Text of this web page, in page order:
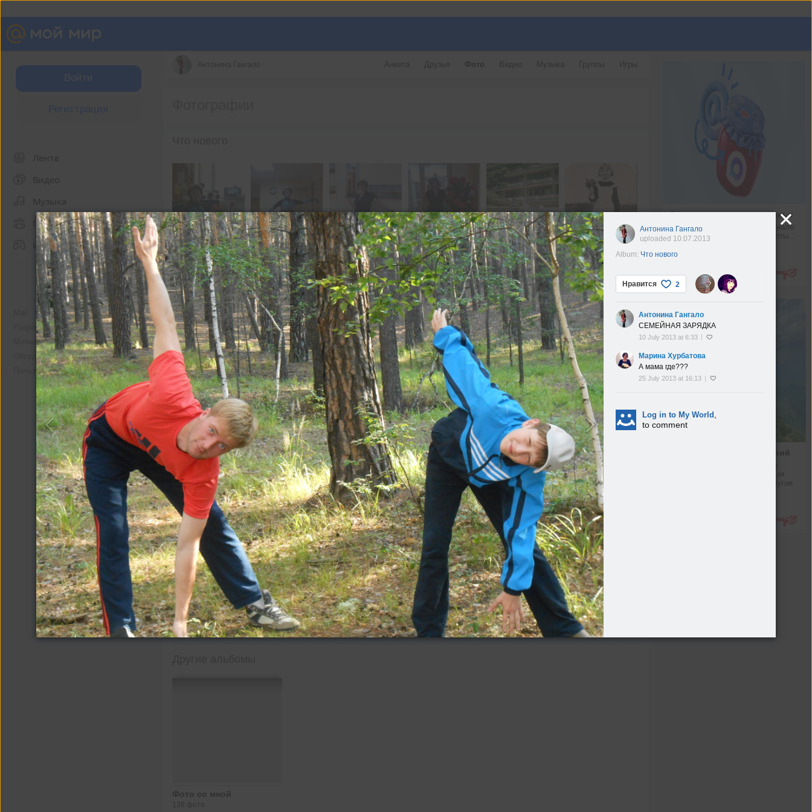
Войти
Лента
Видео
Музыка
Группы
Игры
О компании
Реклама
Разработчикам
Мобильная версия
Помощь
Обсудить проект
Пользовательское соглашение
Антонина Гангало Анкета Друзья Фото Видео Музыка Группы Игры
Фото со мной
138 фото
Рецепт малинового варенья
Что можно найти в нашем канале:
новости Mail, любимые рецепты...
Лайфхаки для путешествий
выбрать SIM-карту, что нельзя
брать в самолет и многое другое
Антонина Гангало
uploaded 10.07.2013
Album: Что нового
Нравится 2
Антонина Гангало
СЕМЕЙНАЯ ЗАРЯДКА
10 July 2013 at 6:33
Марина Хурбатова
А мама где???
25 July 2013 at 16:13
Log in to My World
to comment